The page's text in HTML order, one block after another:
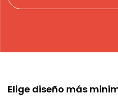
Elige diseño más